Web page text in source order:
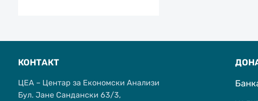
КОНТАКТ
ЦЕА – Центар за Економски Анализи
Бул. Јане Сандански 63/3,